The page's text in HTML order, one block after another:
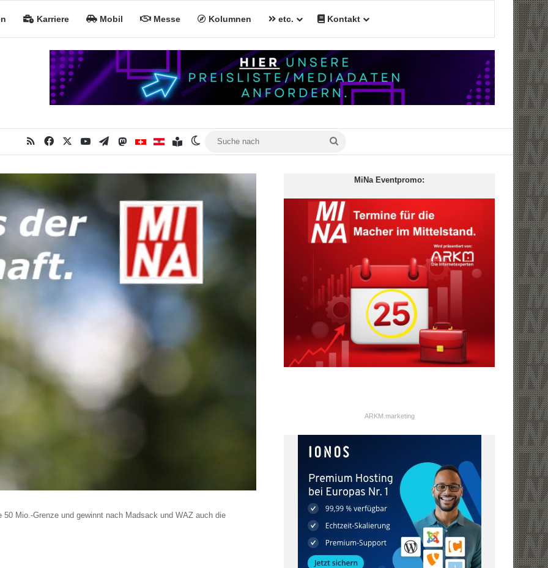
Karriere Mobil Messe Kolumnen etc. Kontakt
RSS Facebook YouTubeTelegramMastodonMiNa CHMiNa ATInhaltsverzeichnis
Skin umschalten
Mio.-Grenze und gewinnt nach Madsack und WAZ auch die
MiNa Eventpromo:
ARKM.marketing